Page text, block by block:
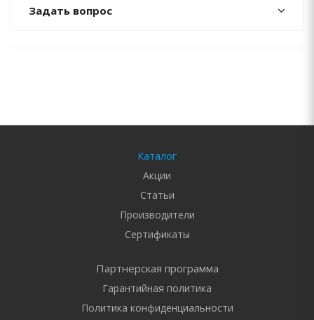
Задать вопрос
Каталог
Акции
Статьи
Производители
Сертификаты
Партнерская программа
Гарантийная политика
Политика конфиденциальности